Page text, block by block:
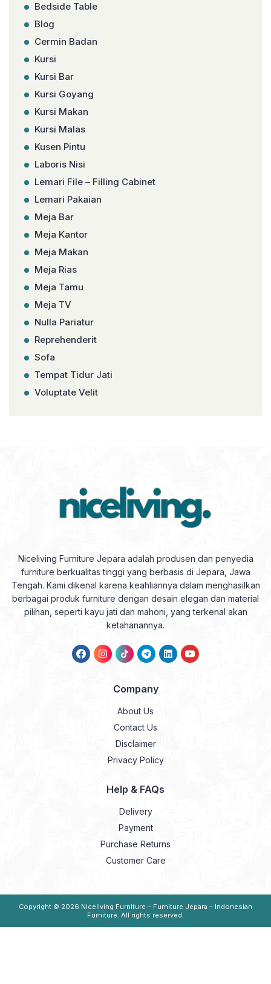
Bedside Table
Blog
Cermin Badan
Kursi
Kursi Bar
Kursi Goyang
Kursi Makan
Kursi Malas
Kusen Pintu
Laboris Nisi
Lemari File – Filling Cabinet
Lemari Pakaian
Meja Bar
Meja Kantor
Meja Makan
Meja Rias
Meja Tamu
Meja TV
Nulla Pariatur
Reprehenderit
Sofa
Tempat Tidur Jati
Voluptate Velit
Niceliving Furniture Jepara adalah produsen dan penyedia
furniture berkualitas tinggi yang berbasis di Jepara, Jawa
Tengah. Kami dikenal karena keahliannya dalam menghasilkan
berbagai produk furniture dengan desain elegan dan material
pilihan, seperti kayu jati dan mahoni, yang terkenal akan
ketahanannya.
Company
About Us
Contact Us
Disclaimer
Privacy Policy
Help & FAQs
Delivery
Payment
Purchase Returns
Customer Care
Copyright © 2026 Niceliving Furniture – Furniture Jepara – Indonesian
Furniture. All rights reserved.